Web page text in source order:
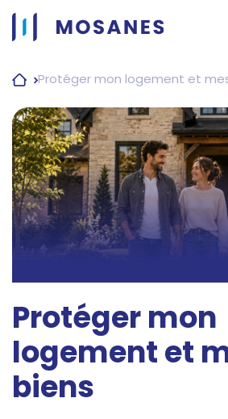
Passer
contenu
Protéger mon logement et
Protéger mon
logement et
biens